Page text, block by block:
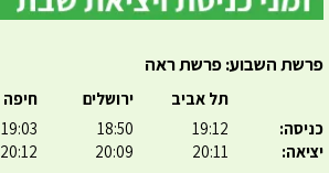
פרשת השבוע: פרשת ראה
כניסה:
יציאה:
תל אביב
19:12
20:11
ירושלים
18:50
20:09
חיפה
19:03
20:12